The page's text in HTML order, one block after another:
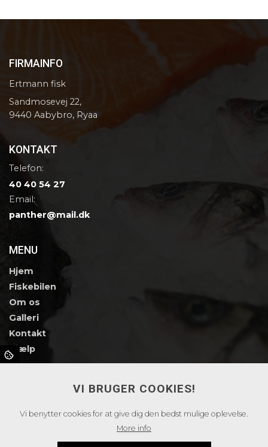
FIRMAINFO
Ertmann fisk
Sandmosevej 22,
9440 Aabybro, Ryaa
KONTAKT
Telefon:
40 40 54 27
Email:
panther@mail.dk
MENU
Hjem
Fiskebilen
Om os
Galleri
Kontakt
Hjælp
SMILEY ORDNINGVI BRUGER COOKIES!
Vi benytter cookies for at give dig den bedst mulige oplevelse.
More info